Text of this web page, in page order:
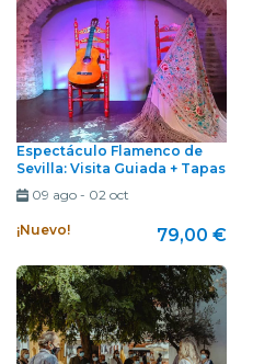
Espectáculo Flamenco de
Sevilla: Visita Guiada + Tapas
09 ago- 02 oct
¡Nuevo! 79,00 €